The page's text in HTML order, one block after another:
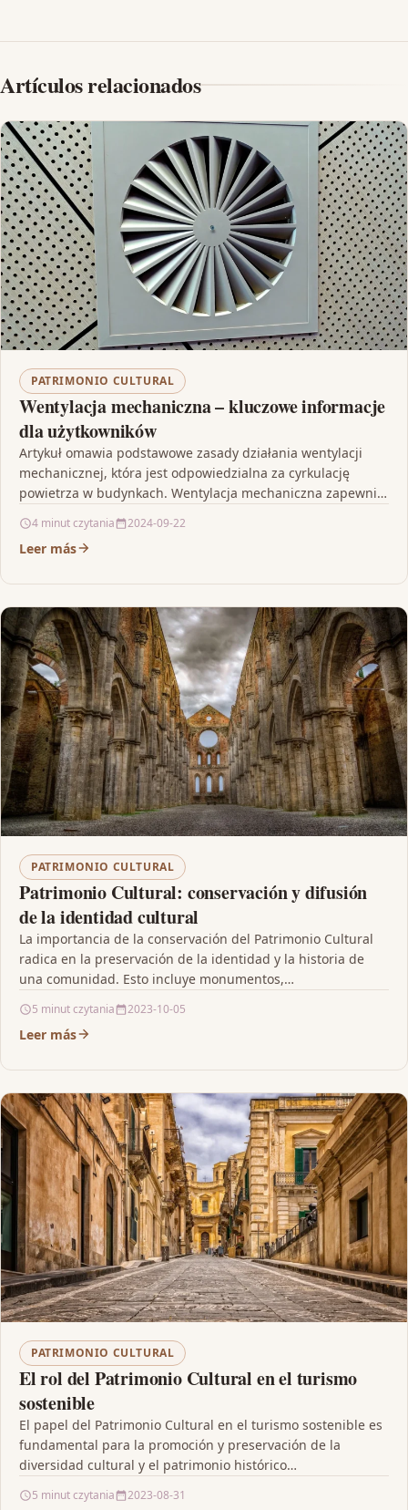
Artículos relacionados
PATRIMONIO CULTURAL
Wentylacja mechaniczna – kluczowe informacje
dla użytkowników
Artykuł omawia podstawowe zasady działania wentylacji
mechanicznej, która jest odpowiedzialna za cyrkulację
powietrza w budynkach. Wentylacja mechaniczna zapewnia
4 minut czytania 2024-09-22
Leer más
PATRIMONIO CULTURAL
Patrimonio Cultural: conservación y difusión
de la identidad cultural
La importancia de la conservación del Patrimonio Cultural
radica en la preservación de la identidad y la historia de
una comunidad. Esto incluye monumentos,…
5 minut czytania 2023-10-05
Leer más
PATRIMONIO CULTURAL
El rol del Patrimonio Cultural en el turismo
sostenible
El papel del Patrimonio Cultural en el turismo sostenible es
fundamental para la promoción y preservación de la
diversidad cultural y el patrimonio histórico…
5 minut czytania 2023-08-31